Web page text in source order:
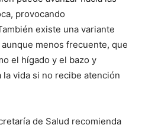
provocando
existe una variante
menos frecuente, que
el hígado y el bazo y
vida si no recibe atención
de Salud recomienda